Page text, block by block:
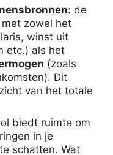
: de
zowel het
winst uit
etc.) als het
(zoals
Dit
van het totale
biedt ruimte om
in je
schatten. Wat